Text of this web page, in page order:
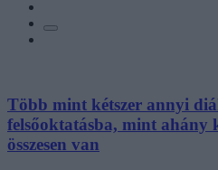
Több mint kétszer annyi
felsőoktatásba, mint ahány
összesen van